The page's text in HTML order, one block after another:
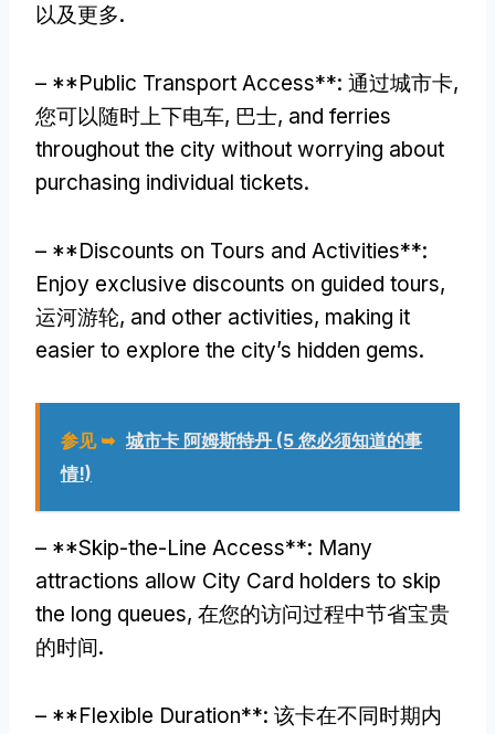
以及更多.
– **Public Transport Access**: 通过城市卡,
您可以随时上下电车, 巴士, and ferries
throughout the city without worrying about
purchasing individual tickets.
– **Discounts on Tours and Activities**:
Enjoy exclusive discounts on guided tours,
运河游轮, and other activities, making it
easier to explore the city’s hidden gems.
参见 ➥ 城市卡 阿姆斯特丹 (5 您必须知道的事
情!)
– **Skip-the-Line Access**: Many
attractions allow City Card holders to skip
the long queues, 在您的访问过程中节省宝贵
的时间.
– **Flexible Duration**: 该卡在不同时期内